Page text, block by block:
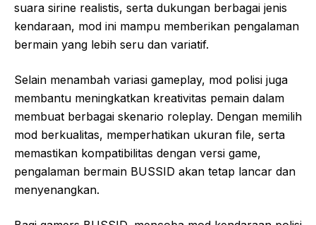
suara sirine realistis, serta dukungan berbagai jenis
kendaraan, mod ini mampu memberikan pengalaman
bermain yang lebih seru dan variatif.
Selain menambah variasi gameplay, mod polisi juga
membantu meningkatkan kreativitas pemain dalam
membuat berbagai skenario roleplay. Dengan memilih
mod berkualitas, memperhatikan ukuran file, serta
memastikan kompatibilitas dengan versi game,
pengalaman bermain BUSSID akan tetap lancar dan
menyenangkan.